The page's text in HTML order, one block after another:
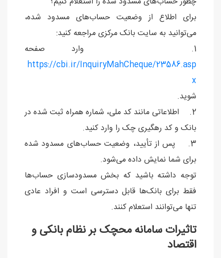
برای اطلاع از وضعیت حساب‌های مسدود شده،
می‌توانید به سایت بانک مرکزی مراجعه کنید:
1. وارد صفحه
https://cbi.ir/InquiryMahCheque/23586.asp
x
شوید.
2. اطلاعاتی مانند کد ملی، شماره همراه ثبت شده در
بانک و کد رهگیری چک را وارد کنید.
3. پس از تأیید، وضعیت حساب‌های مسدود شده
برای شما نمایش داده می‌شود.
توجه داشته باشید که بخش مسدودسازی حساب‌ها
فقط برای بانک‌ها قابل دسترسی است و افراد عادی
تنها می‌توانند استعلام کنند.
تاثیرات سامانه محچک بر نظام بانکی و
اقتصاد